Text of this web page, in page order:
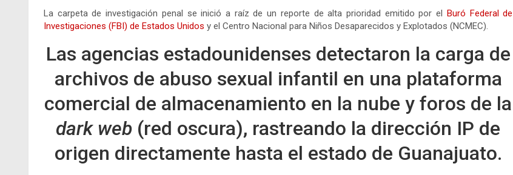
La carpeta de investigación penal se inició a raíz de un reporte de alta prioridad emitido por el Buró Federal de
Investigaciones (FBI) de Estados Unidos y el Centro Nacional para Niños Desaparecidos y Explotados (NCMEC).
Las agencias estadounidenses detectaron la carga de
archivos de abuso sexual infantil en una plataforma
comercial de almacenamiento en la nube y foros de la
dark web (red oscura), rastreando la dirección IP de
origen directamente hasta el estado de Guanajuato.